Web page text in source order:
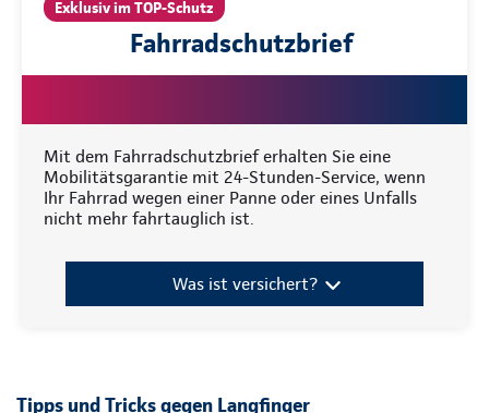
Exklusiv im TOP-Schutz
Fahrradschutzbrief
Mit dem Fahrradschutzbrief erhalten Sie eine
Mobilitätsgarantie mit 24-Stunden-Service, wenn
Ihr Fahrrad wegen einer Panne oder eines Unfalls
nicht mehr fahrtauglich ist.
Was ist versichert?
Tipps und Tricks gegen Langfinger